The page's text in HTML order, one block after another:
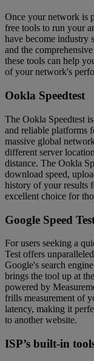
Once your network is
free tools to run your
have become industry
and the
these tools can help
of your network's
Ookla Speedtest
The Ookla Speedtest
and reliable platforms
massive global
different server
distance. The Ookla
download speed,
history of your results
excellent choice for
Google Speed
For users seeking a
Test offers
Google's search
brings the tool up at
powered by
frills measurement of
latency, making it
to another website.
ISP’s built-in